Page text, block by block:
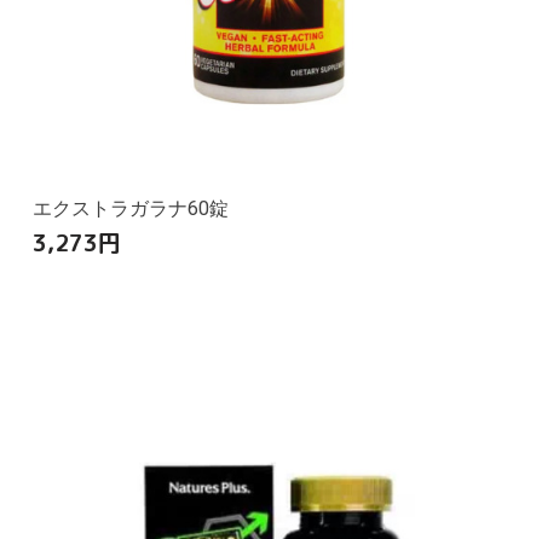
エクストラガラナ60錠
3,273円